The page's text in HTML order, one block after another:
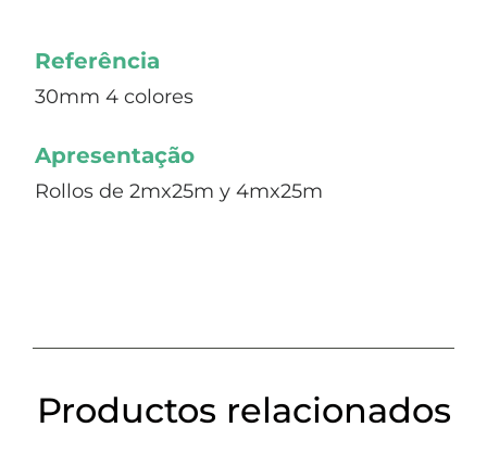
Referência
30mm 4 colores
Apresentação
Rollos de 2mx25m y 4mx25m
Productos relacionados